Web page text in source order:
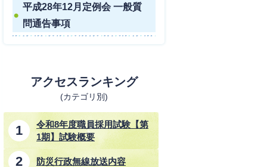
平成28年12月定例会 一般質
問通告事項
アクセスランキング
(カテゴリ別)
令和8年度職員採用試験【第
1期】試験概要
防災行政無線放送内容